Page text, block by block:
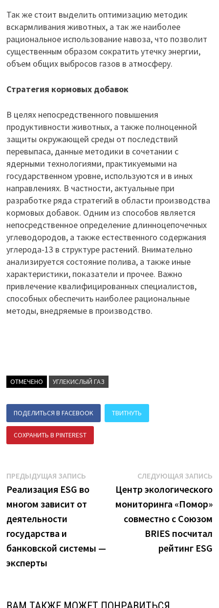
Так же стоит выделить оптимизацию методик
вскармливания животных, а так же наиболее
рациональное использование навоза, что позволит
существенным образом сократить утечку энергии,
объем общих выбросов газов в атмосферу.
Стратегия кормовых добавок
В целях непосредственного повышения
продуктивности животных, а также полноценной
защиты окружающей среды от последствий
перевыпаса, данные методики в сочетании с
ядерными технологиями, практикуемыми на
государственном уровне, используются и в иных
направлениях. В частности, актуальные при
разработке ряда стратегий в области производства
кормовых добавок. Одним из способов является
непосредственное определение длинноцепочечных
углеводородов, а также естественного содержания
углерода-13 в структуре растений. Внимательно
анализируется состояние полива, а также иные
характеристики, показатели и прочее. Важно
привлечение квалифицированных специалистов,
способных обеспечить наиболее рациональные
методы, внедряемые в производство.
ОТМЕЧЕНО УГЛЕКИСЛЫЙ ГАЗ
ПОДЕЛИТЬСЯ В FACEBOOK ТВИТНУТЬ
СОХРАНИТЬ В PINTEREST
Навигация
по
записям
ПРЕДЫДУЩАЯ ЗАПИСЬПредыдущая
запись:
Реализация ESG во
многом зависит от
деятельности
государства и
банковской системы —
эксперты
СЛЕДУЮЩАЯ ЗАПИСЬ
Центр экологического
мониторинга «Помор»
совместно с Союзом
BRIES посчитал
рейтинг ESG